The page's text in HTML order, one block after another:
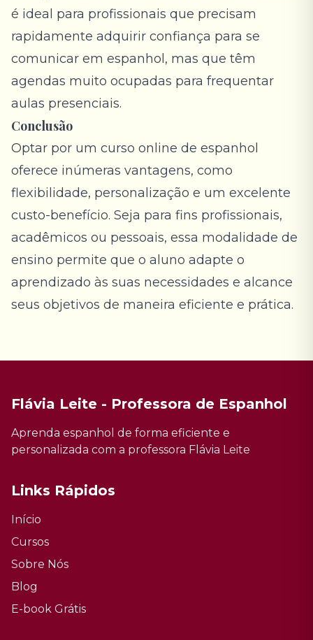
é ideal para profissionais que precisam
rapidamente adquirir confiança para se
comunicar em espanhol, mas que têm
agendas muito ocupadas para frequentar
aulas presenciais.
Conclusão
Optar por um curso online de espanhol
oferece inúmeras vantagens, como
flexibilidade, personalização e um excelente
custo-benefício. Seja para fins profissionais,
acadêmicos ou pessoais, essa modalidade de
ensino permite que o aluno adapte o
aprendizado às suas necessidades e alcance
seus objetivos de maneira eficiente e prática.
Flávia Leite - Professora de Espanhol
Aprenda espanhol de forma eficiente e
personalizada com a professora Flávia Leite
Links Rápidos
Início
Cursos
Sobre Nós
Blog
E-book Grátis